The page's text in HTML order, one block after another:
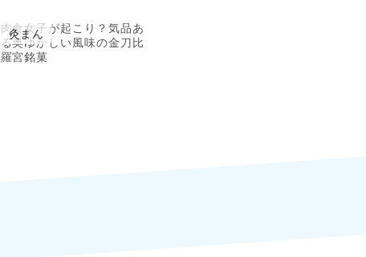
灸まん
肉食女子が起こり？気品あ
る奥ゆかしい風味の金刀比
羅宮銘菓